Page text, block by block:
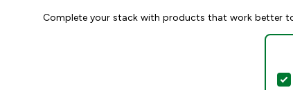
Complete your stack with products that work better